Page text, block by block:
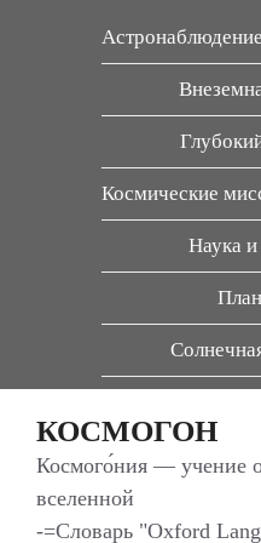
Космические
Наука и
КОСМОГОН
Космого́ния — учение
вселенной
-=Словарь "Oxford